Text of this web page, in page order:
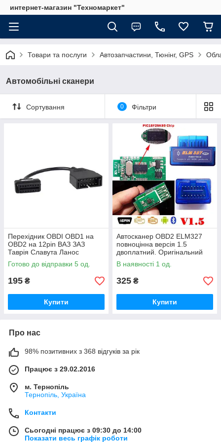
интернет-магазин "Техномаркет"
Товари та послуги Автозапчастини, Тюнінг, GPS
Автомобільні сканери
Сортування 0 Фільтри
Перехідник OBDI OBD1 на
OBD2 на 12pin ВАЗ ЗАЗ
Таврія Славута Ланос
Готово до відправки 5 од.
195 ₴
Купити
Автосканер OBD2 ELM327
повноцінна версія 1.5
двоплатний. Оригінальний
чип PIC18F25K80
В наявності 1 од.
325 ₴
Купити
Про нас
98% позитивних з 368 відгуків за рік
Працює з 29.02.2016
м. Тернопіль
Тернопіль, Україна
Контакти
Сьогодні працює з 09:30 до 14:00
Показати весь графік роботи